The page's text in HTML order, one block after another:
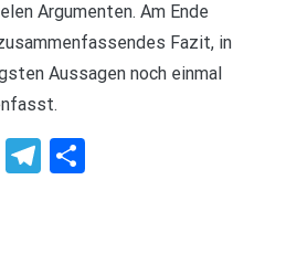
Argumenten. Am Ende
Fazit, in
Aussagen noch einmal
WhatsApp
Telegram